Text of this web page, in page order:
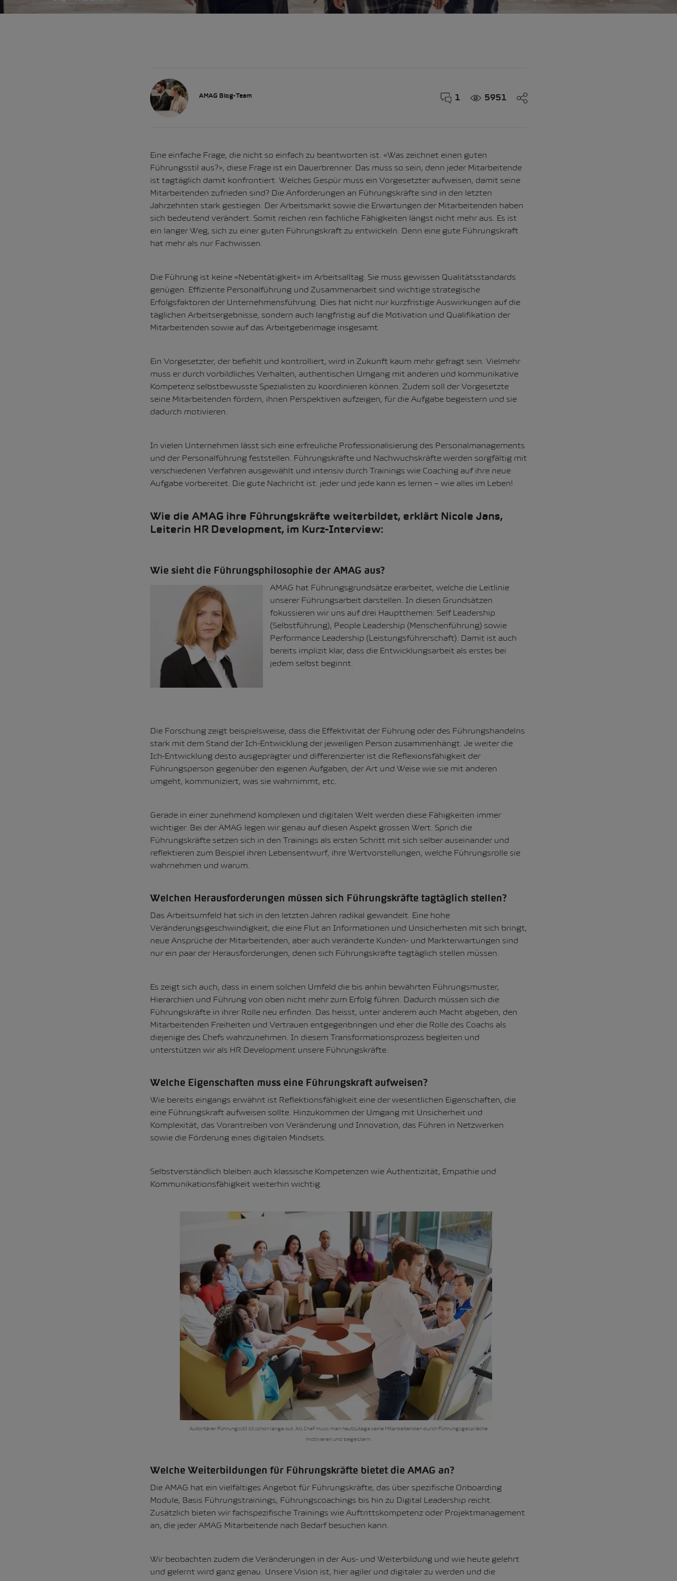
AMAG Blog-Team 1 5951
Eine einfache Frage, die nicht so einfach zu beantworten ist. «Was zeichnet einen guten
Führungsstil aus?», diese Frage ist ein Dauerbrenner. Das muss so sein, denn jeder Mitarbeitende
ist tagtäglich damit konfrontiert. Welches Gespür muss ein Vorgesetzter aufweisen, damit seine
Mitarbeitenden zufrieden sind? Die Anforderungen an Führungskräfte sind in den letzten
Jahrzehnten stark gestiegen. Der Arbeitsmarkt sowie die Erwartungen der Mitarbeitenden haben
sich bedeutend verändert. Somit reichen rein fachliche Fähigkeiten längst nicht mehr aus. Es ist
ein langer Weg, sich zu einer guten Führungskraft zu entwickeln. Denn eine gute Führungskraft
hat mehr als nur Fachwissen.
Die Führung ist keine «Nebentätigkeit» im Arbeitsalltag. Sie muss gewissen Qualitätsstandards
genügen. Effiziente Personalführung und Zusammenarbeit sind wichtige strategische
Erfolgsfaktoren der Unternehmensführung. Dies hat nicht nur kurzfristige Auswirkungen auf die
täglichen Arbeitsergebnisse, sondern auch langfristig auf die Motivation und Qualifikation der
Mitarbeitenden sowie auf das Arbeitgeberimage insgesamt.
Ein Vorgesetzter, der befiehlt und kontrolliert, wird in Zukunft kaum mehr gefragt sein. Vielmehr
muss er durch vorbildliches Verhalten, authentischen Umgang mit anderen und kommunikative
Kompetenz selbstbewusste Spezialisten zu koordinieren können. Zudem soll der Vorgesetzte
seine Mitarbeitenden fördern, ihnen Perspektiven aufzeigen, für die Aufgabe begeistern und sie
dadurch motivieren.
In vielen Unternehmen lässt sich eine erfreuliche Professionalisierung des Personalmanagements
und der Personalführung feststellen. Führungskräfte und Nachwuchskräfte werden sorgfältig mit
verschiedenen Verfahren ausgewählt und intensiv durch Trainings wie Coaching auf ihre neue
Aufgabe vorbereitet. Die gute Nachricht ist: jeder und jede kann es lernen – wie alles im Leben!
Wie die AMAG ihre Führungskräfte weiterbildet, erklärt Nicole Jans,
Leiterin HR Development, im Kurz-Interview:
Wie sieht die Führungsphilosophie der AMAG aus?
AMAG hat Führungsgrundsätze erarbeitet, welche die Leitlinie
unserer Führungsarbeit darstellen. In diesen Grundsätzen
fokussieren wir uns auf drei Hauptthemen: Self Leadership
(Selbstführung), People Leadership (Menschenführung) sowie
Performance Leadership (Leistungsführerschaft). Damit ist auch
bereits implizit klar, dass die Entwicklungsarbeit als erstes bei
jedem selbst beginnt.
Die Forschung zeigt beispielsweise, dass die Effektivität der Führung oder des Führungshandelns
stark mit dem Stand der Ich-Entwicklung der jeweiligen Person zusammenhängt. Je weiter die
Ich-Entwicklung desto ausgeprägter und differenzierter ist die Reflexionsfähigkeit der
Führungsperson gegenüber den eigenen Aufgaben, der Art und Weise wie sie mit anderen
umgeht, kommuniziert, was sie wahrnimmt, etc.
Gerade in einer zunehmend komplexen und digitalen Welt werden diese Fähigkeiten immer
wichtiger. Bei der AMAG legen wir genau auf diesen Aspekt grossen Wert. Sprich die
Führungskräfte setzen sich in den Trainings als ersten Schritt mit sich selber auseinander und
reflektieren zum Beispiel ihren Lebensentwurf, ihre Wertvorstellungen, welche Führungsrolle sie
wahrnehmen und warum.
Welchen Herausforderungen müssen sich Führungskräfte tagtäglich stellen?
Das Arbeitsumfeld hat sich in den letzten Jahren radikal gewandelt. Eine hohe
Veränderungsgeschwindigkeit, die eine Flut an Informationen und Unsicherheiten mit sich bringt,
neue Ansprüche der Mitarbeitenden, aber auch veränderte Kunden- und Markterwartungen sind
nur ein paar der Herausforderungen, denen sich Führungskräfte tagtäglich stellen müssen.
Es zeigt sich auch, dass in einem solchen Umfeld die bis anhin bewährten Führungsmuster,
Hierarchien und Führung von oben nicht mehr zum Erfolg führen. Dadurch müssen sich die
Führungskräfte in ihrer Rolle neu erfinden. Das heisst, unter anderem auch Macht abgeben, den
Mitarbeitenden Freiheiten und Vertrauen entgegenbringen und eher die Rolle des Coachs als
diejenige des Chefs wahrzunehmen. In diesem Transformationsprozess begleiten und
unterstützen wir als HR Development unsere Führungskräfte.
Welche Eigenschaften muss eine Führungskraft aufweisen?
Wie bereits eingangs erwähnt ist Reflektionsfähigkeit eine der wesentlichen Eigenschaften, die
eine Führungskraft aufweisen sollte. Hinzukommen der Umgang mit Unsicherheit und
Komplexität, das Vorantreiben von Veränderung und Innovation, das Führen in Netzwerken
sowie die Förderung eines digitalen Mindsets.
Selbstverständlich bleiben auch klassische Kompetenzen wie Authentizität, Empathie und
Kommunikationsfähigkeit weiterhin wichtig.
Autoritärer Führungsstil ist schon lange out. Als Chef muss man heutzutage seine Mitarbeitenden durch Führungsgespräche
motivieren und begeistern.
Welche Weiterbildungen für Führungskräfte bietet die AMAG an?
Die AMAG hat ein vielfältiges Angebot für Führungskräfte, das über spezifische Onboarding
Module, Basis Führungstrainings, Führungscoachings bis hin zu Digital Leadership reicht.
Zusätzlich bieten wir fachspezifische Trainings wie Auftrittskompetenz oder Projektmanagement
an, die jeder AMAG Mitarbeitende nach Bedarf besuchen kann.
Wir beobachten zudem die Veränderungen in der Aus- und Weiterbildung und wie heute gelehrt
und gelernt wird ganz genau. Unsere Vision ist, hier agiler und digitaler zu werden und die